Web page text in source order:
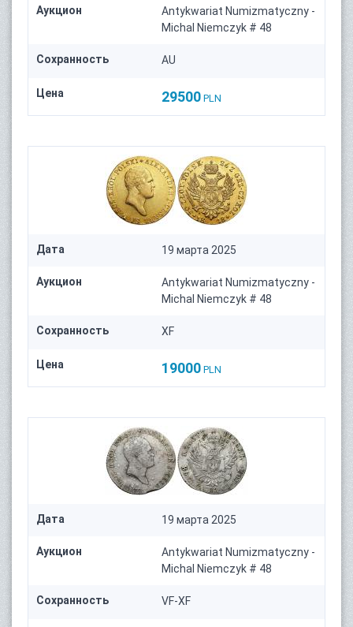
Аукцион
Antykwariat Numizmatyczny -
Michal Niemczyk # 48
Сохранность AU
Цена 29500 PLN
Дата 19 марта 2025
Аукцион
Antykwariat Numizmatyczny -
Michal Niemczyk # 48
Сохранность XF
Цена 19000 PLN
Дата 19 марта 2025
Аукцион
Antykwariat Numizmatyczny -
Michal Niemczyk # 48
Сохранность VF-XF